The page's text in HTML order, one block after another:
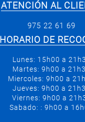
ATENCIÓN AL
975 22 61 69
HORARIO DE
Lunes: 15h00 a
Martes: 9h00 a
Miercoles: 9h00 a
Jueves: 9h00 a
Viernes: 9h00 a
Sabado: : 9h00 a